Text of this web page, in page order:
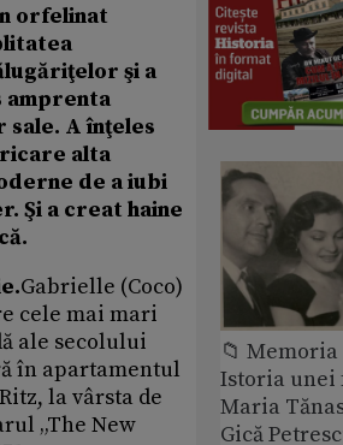
orfelinat
şi a
amprenta
A înţeles
alta
de a iubi
Şi a creat haine
Gabrielle (Coco)
cele mai mari
ale secolului
în apartamentul
la vârsta de
„The New
📁
Istoria
Maria
Gică